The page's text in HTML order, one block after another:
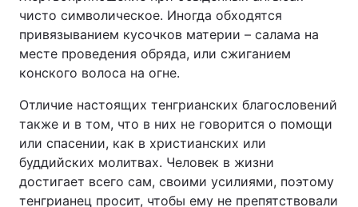
чисто символическое. Иногда обходятся
привязыванием кусочков материи – салама на
месте проведения обряда, или сжиганием
конского волоса на огне.
Отличие настоящих тенгрианских благословений
также и в том, что в них не говорится о помощи
или спасении, как в христианских или
буддийских молитвах. Человек в жизни
достигает всего сам, своими усилиями, поэтому
тенгрианец просит, чтобы ему не препятствовали